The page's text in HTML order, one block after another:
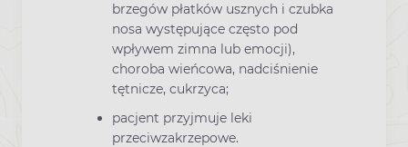
brzegów płatków usznych i czubka
nosa występujące często pod
wpływem zimna lub emocji),
choroba wieńcowa, nadciśnienie
tętnicze, cukrzyca;
pacjent przyjmuje leki
przeciwzakrzepowe.